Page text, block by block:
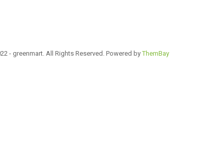
- greenmart. All Rights Reserved. Powered byThemBay